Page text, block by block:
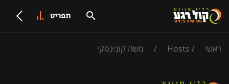
תפריט
ראשי /
Hosts
/ משה קונינסקי